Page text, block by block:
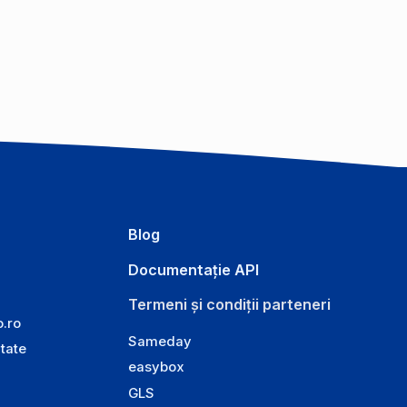
Blog
Documentație API
Termeni și condiții parteneri
Sameday
easybox
GLS